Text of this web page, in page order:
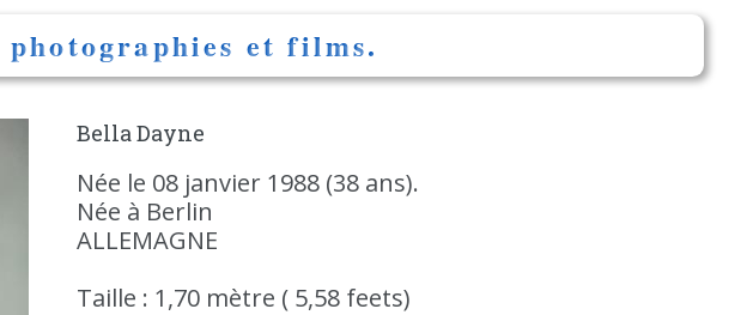
et films.
Bella Dayne
Née le 08 janvier 1988 (38 ans).
Née à Berlin
ALLEMAGNE
Taille : 1,70 mètre ( 5,58 feets)